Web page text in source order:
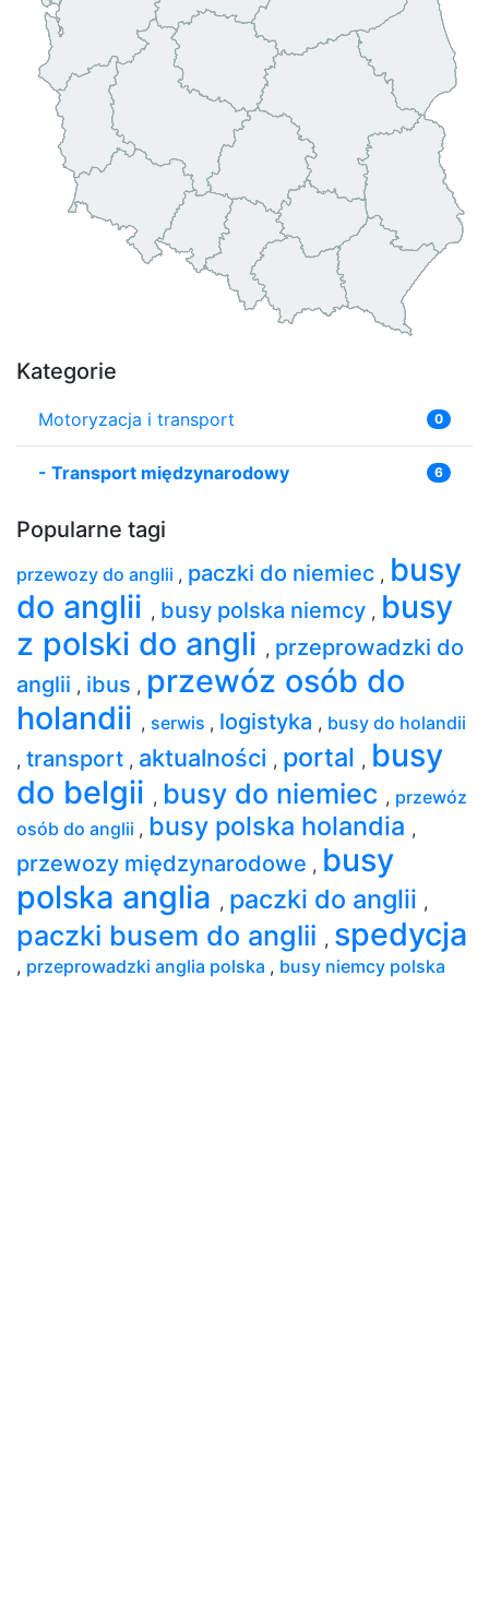
Kategorie
Motoryzacja i transport 0
- Transport międzynarodowy 6
Popularne tagi
przewozy do anglii , paczki do niemiec , busy
do anglii , busy polska niemcy , busy
z polski do angli , przeprowadzki do
anglii , ibus , przewóz osób do
holandii , serwis , logistyka , busy do holandii
, transport , aktualności , portal , busy
do belgii , busy do niemiec , przewóz
osób do anglii , busy polska holandia ,
przewozy międzynarodowe , busy
polska anglia , paczki do anglii ,
paczki busem do anglii , spedycja
, przeprowadzki anglia polska , busy niemcy polska